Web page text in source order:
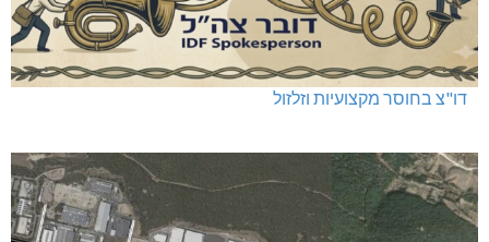
דו"צ בחוסר מקצועיות וזלזול